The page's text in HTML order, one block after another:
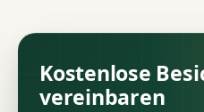
Kostenlose
vereinbaren